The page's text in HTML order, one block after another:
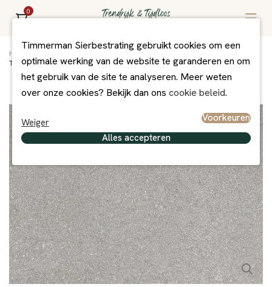
0
Home Betontegels
Tegel 50x50x5 cm grijs komo ZVK met mini facet
Timmerman Sierbestrating gebruikt cookies om een
optimale werking van de website te garanderen en om
het gebruik van de site te analyseren. Meer weten
over onze cookies? Bekijk dan ons cookie beleid.
Weiger
Voorkeuren
Alles accepteren